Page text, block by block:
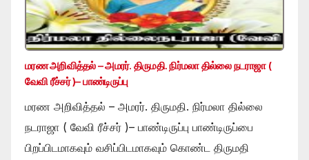
மரண அறிவித்தல் – அமரர். திருமதி. நிர்மலா தில்லை நடராஜா (
வேவி ரீச்சர் )– பாண்டிருப்பு
மரண அறிவித்தல் – அமரர். திருமதி. நிர்மலா தில்லை
நடராஜா ( வேவி ரீச்சர் )– பாண்டிருப்பு பாண்டிருப்பை
பிறப்பிடமாகவும் வசிப்பிடமாகவும் கொண்ட திருமதி